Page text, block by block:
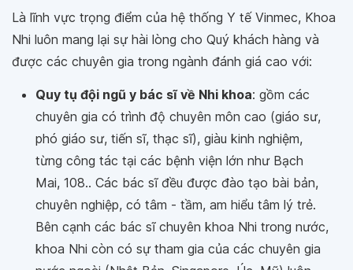
Là lĩnh vực trọng điểm của hệ thống Y tế Vinmec, Khoa
Nhi luôn mang lại sự hài lòng cho Quý khách hàng và
được các chuyên gia trong ngành đánh giá cao với:
Quy tụ đội ngũ y bác sĩ về Nhi khoa: gồm các
chuyên gia có trình độ chuyên môn cao (giáo sư,
phó giáo sư, tiến sĩ, thạc sĩ), giàu kinh nghiệm,
từng công tác tại các bệnh viện lớn như Bạch
Mai, 108.. Các bác sĩ đều được đào tạo bài bản,
chuyên nghiệp, có tâm - tầm, am hiểu tâm lý trẻ.
Bên cạnh các bác sĩ chuyên khoa Nhi trong nước,
khoa Nhi còn có sự tham gia của các chuyên gia